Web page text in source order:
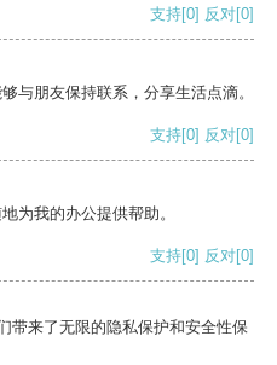
支持[0] 反对[0]
与朋友保持联系，分享生活点滴。
支持[0] 反对[0]
为我的办公提供帮助。
支持[0] 反对[0]
带来了无限的隐私保护和安全性保